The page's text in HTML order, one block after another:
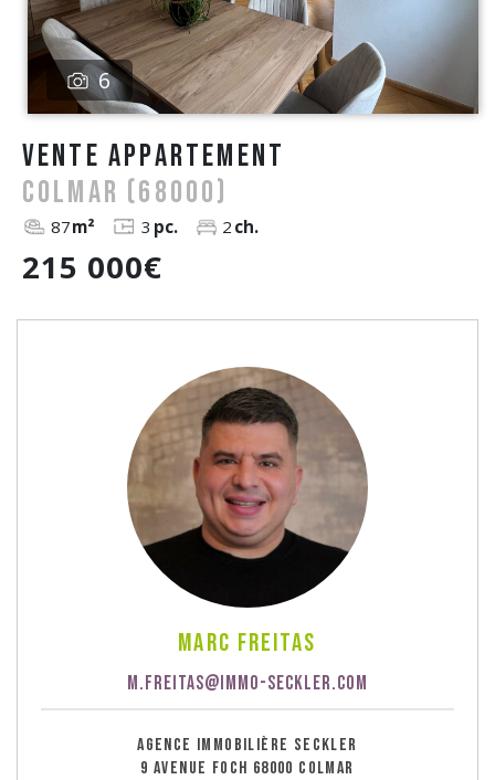
6
vente Appartement
COLMAR (68000)
87m² 3 pc. 2 ch.
215 000€
Marc Freitas
M.FREITAS@IMMO-SECKLER.COM
AGENCE IMMOBILIÈRE SECKLER
9 AVENUE FOCH 68000 COLMAR